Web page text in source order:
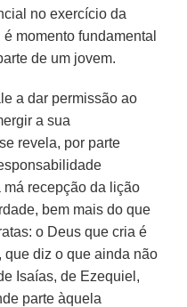
no exercício da
momento fundamental
de um jovem.
a dar permissão ao
a sua
revela, por parte
recepção da lição
bem mais do que
o Deus que cria é
que diz o que ainda não
Isaías, de Ezequiel,
parte àquela